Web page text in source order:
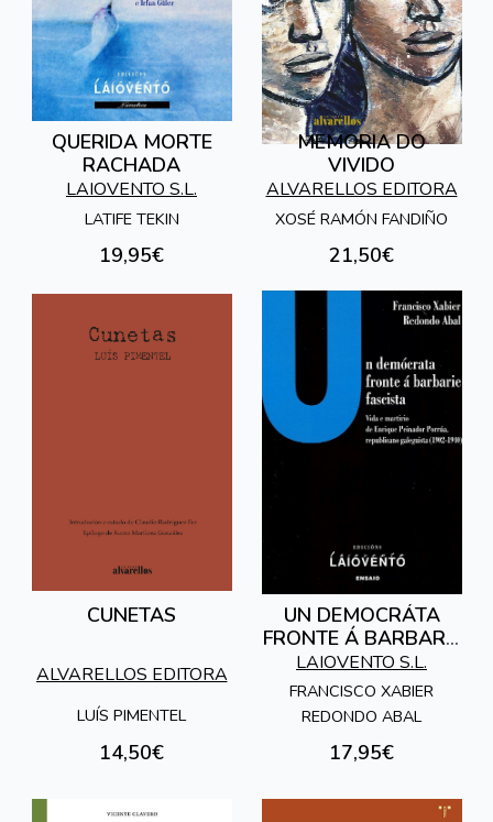
QUERIDA MORTE
RACHADA
LAIOVENTO S.L.
LATIFE TEKIN
19,95€
MEMORIA DO
VIVIDO
ALVARELLOS EDITORA
XOSÉ RAMÓN FANDIÑO
21,50€
CUNETAS
ALVARELLOS EDITORA
LUÍS PIMENTEL
14,50€
UN DEMOCRÁTA
FRONTE Á BARBARIE
FASCISTA
LAIOVENTO S.L.
FRANCISCO XABIER
REDONDO ABAL
17,95€